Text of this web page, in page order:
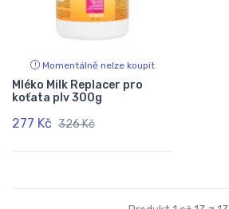
Momentálně nelze koupit
Mléko Milk Replacer pro
koťata plv 300g
277 Kč 326 Kč